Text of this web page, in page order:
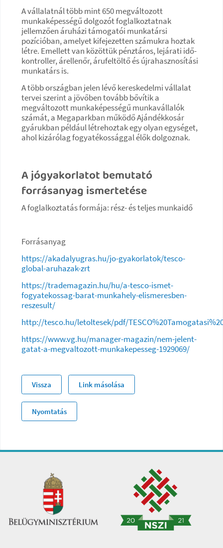
A vállalatnál több mint 650 megváltozott
munkaképességű dolgozót foglalkoztatnak
jellemzően áruházi támogatói munkatársi
pozícióban, amelyet kifejezetten számukra hoztak
létre. Emellett van közöttük pénztáros, lejárati idő-
kontroller, árellenőr, árufeltöltő és újrahasznosítási
munkatárs is.
A több országban jelen lévő kereskedelmi vállalat
tervei szerint a jövőben tovább bővítik a
megváltozott munkaképességű munkavállalók
számát, a Megaparkban működő Ajándékkosár
gyárukban például létrehoztak egy olyan egységet,
ahol kizárólag fogyatékossággal élők dolgoznak.
A jógyakorlatot bemutató
forrásanyag ismertetése
A foglalkoztatás formája: rész- és teljes munkaidő
Forrásanyag
https://akadalyugras.hu/jo-gyakorlatok/tesco-
global-aruhazak-zrt
https://trademagazin.hu/hu/a-tesco-ismet-
fogyatekossag-barat-munkahely-elismeresben-
reszesult/
http://tesco.hu/letoltesek/pdf/
https://www.vg.hu/manager-magazin/nem-jelent-
gatat-a-megvaltozott-munkakepesseg-1929069/
Vissza Link másolása
Nyomtatás